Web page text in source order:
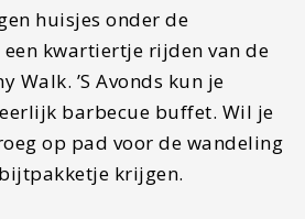
huisjes onder de
kwartiertje rijden van de
Walk. ’S Avonds kun je
barbecue buffet. Wil je
op pad voor de wandeling
krijgen.